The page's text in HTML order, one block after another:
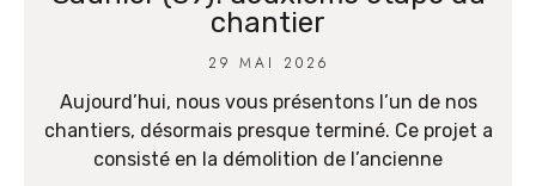
chantier
29 MAI 2026
Aujourd’hui, nous vous présentons l’un de nos
chantiers, désormais presque terminé. Ce projet a
consisté en la démolition de l’ancienne